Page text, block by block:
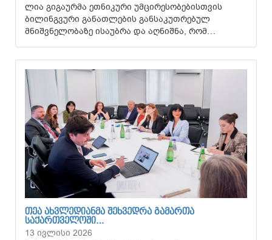
ლია გიგაურმა ეთნიკური უმცირესობებისთვის
ბილინგვური განათლების განსაკუთრებულ
მნიშვნელობაზე ისაუბრა და აღნიშნა, რომ…
ᲗᲔᲐ ᲐᲮᲕᲚᲔᲓᲘᲐᲜᲛᲐ ᲨᲔᲮᲕᲔᲓᲠᲐ ᲒᲐᲛᲐᲠᲗᲐ
ᲡᲐᲥᲐᲠᲗᲕᲔᲚᲝᲨᲘ…
13 ივლისი 2026